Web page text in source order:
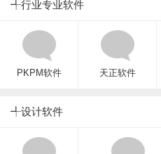
╃行业专业软件
PKPM软件 天正软件
╃设计软件